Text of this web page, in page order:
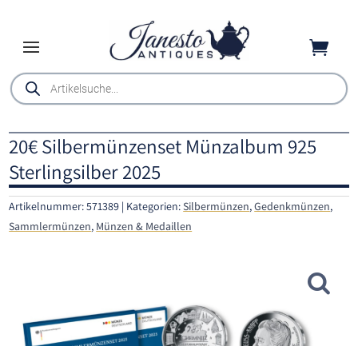

Products
search
20€ Silbermünzenset Münzalbum 925
Sterlingsilber 2025
Artikelnummer:571389 Kategorien:Silbermünzen,Gedenkmünzen,
Sammlermünzen, Münzen & Medaillen